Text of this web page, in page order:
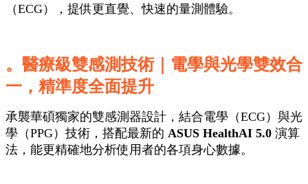
（ECG），提供更直覺、快速的量測體驗。
。醫療級雙感測技術｜ 電學與光學雙效合
一，精準度全面提升
承襲華碩獨家的雙感測器設計，結合電學（ECG）與光
學（PPG）技術，搭配最新的 ASUS HealthAI 5.0 演算
法，能更精確地分析使用者的各項身心數據。